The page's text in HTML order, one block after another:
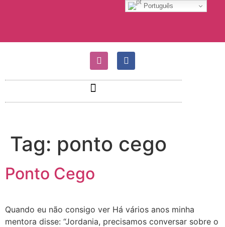
Tag: ponto cego
Ponto Cego
Quando eu não consigo ver Há vários anos minha
mentora disse: “Jordania, precisamos conversar sobre o
Português